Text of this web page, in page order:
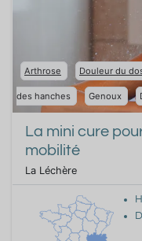
Arthrose Douleur du
des hanches Genoux
La mini cure
mobilité
La Léchère